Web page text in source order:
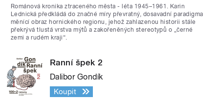
Románová kronika ztraceného města - léta 1945–1961. Karin
Lednická předkládá do značné míry převratný, dosavadní paradigma
měnící obraz hornického regionu, jehož zahlazenou historii stále
překrývá tlustá vrstva mýtů a zakořeněných stereotypů o „černé
zemi a rudém kraji“.
Ranní špek 2
Dalibor Gondík
Koupit